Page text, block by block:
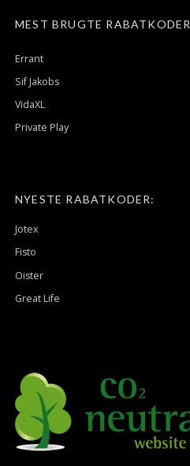
MEST BRUGTE RABATKODER
Errant
Sif Jakobs
VidaXL
Private Play
NYESTE RABATKODER:
Jotex
Fisto
Oister
Great Life